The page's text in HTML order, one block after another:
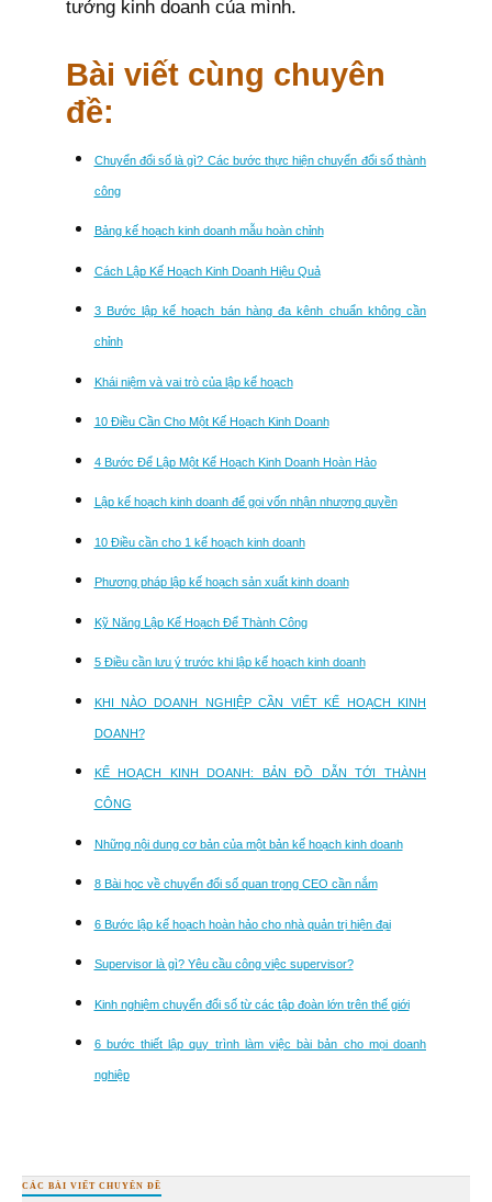
tưởng kinh doanh của mình.
Bài viết cùng chuyên
đề:
Chuyển đổi số là gì? Các bước thực hiện chuyển đổi số thành
công
Bảng kế hoạch kinh doanh mẫu hoàn chỉnh
Cách Lập Kế Hoạch Kinh Doanh Hiệu Quả
3 Bước lập kế hoạch bán hàng đa kênh chuẩn không cần
chỉnh
Khái niệm và vai trò của lập kế hoạch
10 Điều Cần Cho Một Kế Hoạch Kinh Doanh
4 Bước Để Lập Một Kế Hoạch Kinh Doanh Hoàn Hảo
Lập kế hoạch kinh doanh để gọi vốn nhận nhượng quyền
10 Điều cần cho 1 kế hoạch kinh doanh
Phương pháp lập kế hoạch sản xuất kinh doanh
Kỹ Năng Lập Kế Hoạch Để Thành Công
5 Điều cần lưu ý trước khi lập kế hoạch kinh doanh
KHI NÀO DOANH NGHIỆP CẦN VIẾT KẾ HOẠCH KINH
DOANH?
KẾ HOẠCH KINH DOANH: BẢN ĐỒ DẪN TỚI THÀNH
CÔNG
Những nội dung cơ bản của một bản kế hoạch kinh doanh
8 Bài học về chuyển đổi số quan trọng CEO cần nắm
6 Bước lập kế hoạch hoàn hảo cho nhà quản trị hiện đại
Supervisor là gì? Yêu cầu công việc supervisor?
Kinh nghiệm chuyển đổi số từ các tập đoàn lớn trên thế giới
6 bước thiết lập quy trình làm việc bài bản cho mọi doanh
nghiệp
CÁC BÀI VIẾT CHUYÊN ĐỀ